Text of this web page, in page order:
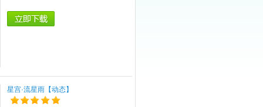
星宫·流星雨【动态】